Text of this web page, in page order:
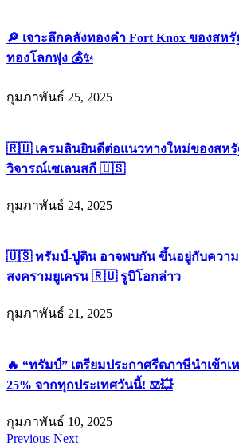
🔎 เจาะลึกคลังทองคำ Fort Knox ของสห
ทองโลกพุ่ง 💰✨
กุมภาพันธ์ 25, 2025
🇷🇺 เครมลินยินดีต่อแนวทางใหม่ของสหรั
วิจารณ์เซเลนสกี 🇺🇸
กุมภาพันธ์ 24, 2025
🇺🇸 ทรัมป์-ปูติน อาจพบกัน ขึ้นอยู่กับควา
สงครามยูเครน 🇷🇺 รูบิโอกล่าว
กุมภาพันธ์ 21, 2025
🔥 “ทรัมป์” เตรียมประกาศรีดภาษีนำเข้า
25% จากทุกประเทศวันนี้! ⚖️💥
กุมภาพันธ์ 10, 2025
Previous Next